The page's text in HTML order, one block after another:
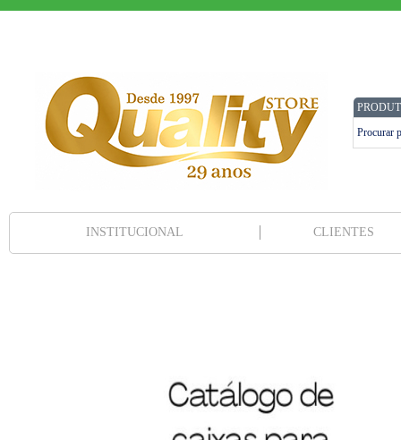
INSTITUCIONAL CLIENTES